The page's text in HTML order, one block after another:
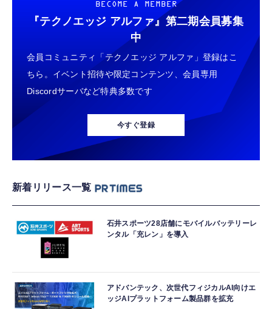
BECOME A MEMBER
『テクノエッジ アルファ』 第二期会員募集
中
会員コミュニティ「テクノエッジ アルファ」登録はこ
ちら。イベント招待や限定コンテンツ、会員専用
Discordサーバなど特典多数です
今すぐ登録
新着リリース一覧
石井スポーツ28店舗にモバイルバッテリーレ
ンタル「充レン」を導入
アドバンテック、次世代フィジカルAI向けエ
ッジAIプラットフォーム製品群を拡充